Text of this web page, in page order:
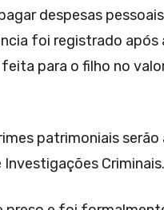
despesas
foi registrado
feita para o filho no
patrimoniais
Investigações Criminais.